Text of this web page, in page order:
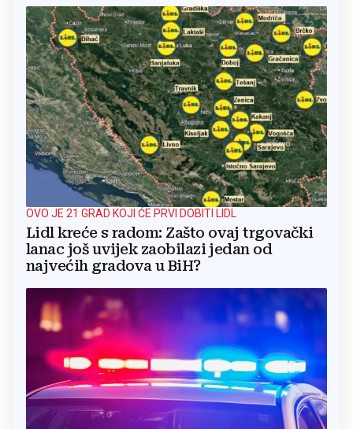
OVO JE 21 GRAD KOJI ĆE PRVI DOBITI LIDL
Lidl kreće s radom: Zašto ovaj trgovački
lanac još uvijek zaobilazi jedan od
najvećih gradova u BiH?